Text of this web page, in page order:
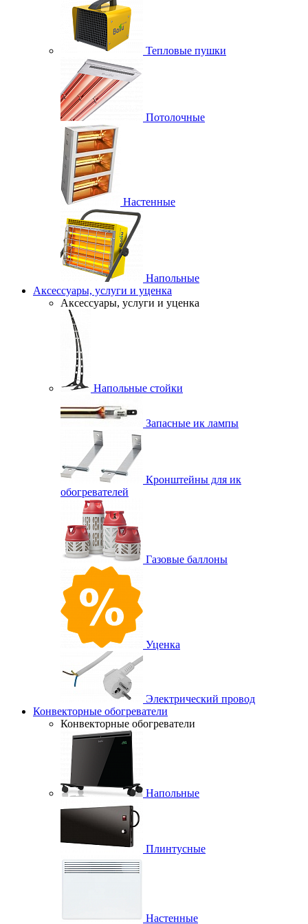
Тепловые пушки
Потолочные
Настенные
Напольные
Аксессуары, услуги и уценка
Аксессуары, услуги и уценка
Напольные стойки
Запасные ик лампы
Кронштейны для ик
обогревателей
Газовые баллоны
Уценка
Электрический провод
Конвекторные обогреватели
Конвекторные обогреватели
Напольные
Плинтусные
Настенные